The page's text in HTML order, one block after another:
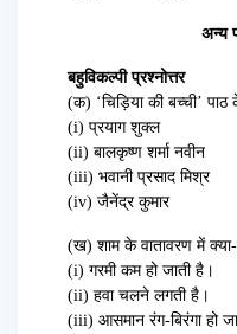
अन्य
बहुविकल्पी प्रश्नोत्तर
(क) ‘चिड़िया की बच्ची’
(i) प्रयाग शुक्ल
(ii) बालकृष्ण शर्मा नवीन
(iii) भवानी प्रसाद मिश्र
(iv) जैनेंद्र कुमार
(ख) शाम के वातावरण में क्या-
(i) गरमी कम हो जाती है।
(ii) हवा चलने लगती है।
(iii) आसमान रंग-बिरंगा हो